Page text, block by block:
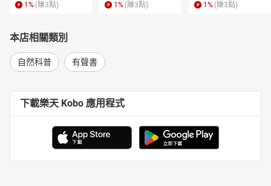
1 % (賺3點) 1 % (賺3點) 1 % (賺3點)
本店相關類別
自然科普 有聲書
下載樂天 Kobo 應用程式